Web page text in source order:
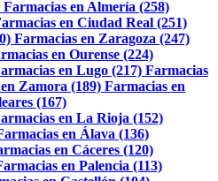
Farmacias en Almería (258)
en Ciudad Real (251)
Farmacias en Zaragoza (247)
en Ourense (224)
en Lugo (217) Farmacias
Zamora (189) Farmacias en
(167)
en La Rioja (152)
en Álava (136)
en Cáceres (120)
en Palencia (113)